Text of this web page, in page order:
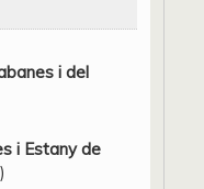
i del
i Estany de